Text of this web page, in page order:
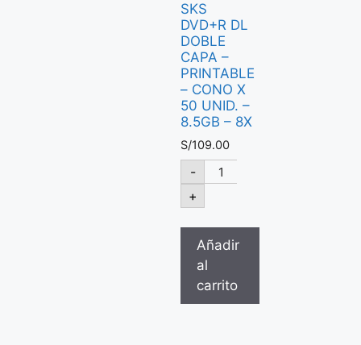
SKS
DVD+R DL
DOBLE
CAPA –
PRINTABLE
– CONO X
50 UNID. –
8.5GB – 8X
S/109.00
-
+
Añadir
al
carrito